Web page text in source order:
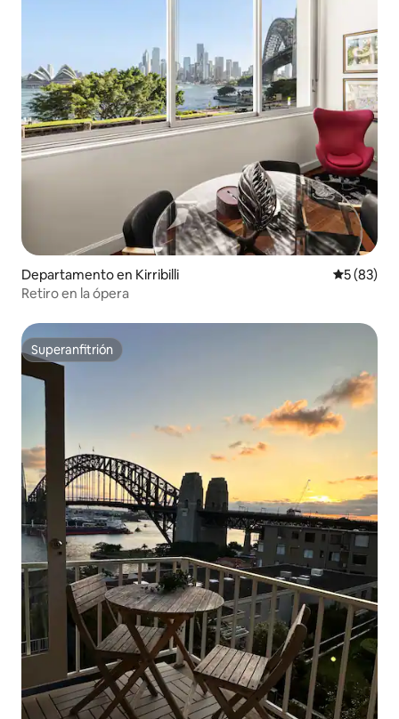
Departamento en Kirribilli
5 (83)
Retiro en la ópera
Superanfitrión
Superanfitrión